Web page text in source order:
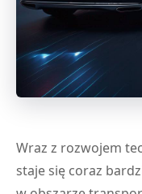
Wraz z rozwojem
staje się coraz